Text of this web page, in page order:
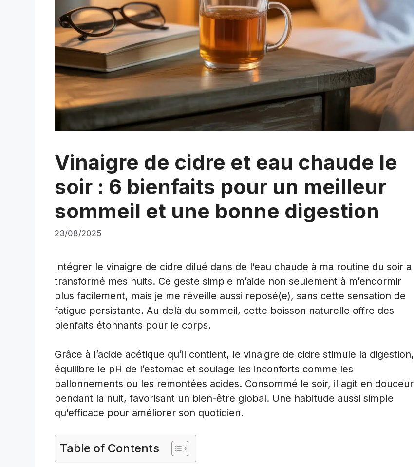
Vinaigre de cidre et eau chaude le
soir : 6 bienfaits pour un meilleur
sommeil et une bonne digestion
23/08/2025
Intégrer le vinaigre de cidre dilué dans de l’eau chaude à ma routine du soir a
transformé mes nuits. Ce geste simple m’aide non seulement à m’endormir
plus facilement, mais je me réveille aussi reposé(e), sans cette sensation de
fatigue persistante. Au-delà du sommeil, cette boisson naturelle offre des
bienfaits étonnants pour le corps.
Grâce à l’acide acétique qu’il contient, le vinaigre de cidre stimule la digestion,
équilibre le pH de l’estomac et soulage les inconforts comme les
ballonnements ou les remontées acides. Consommé le soir, il agit en douceur
pendant la nuit, favorisant un bien-être global. Une habitude aussi simple
qu’efficace pour améliorer son quotidien.
Table of Contents